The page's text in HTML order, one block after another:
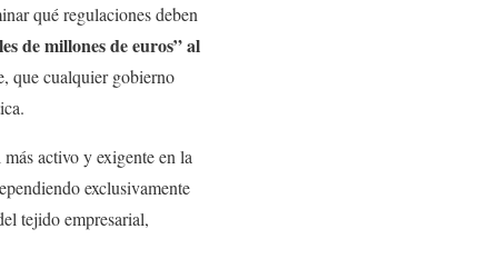
qué regulaciones deben
de millones de euros” al
que cualquier gobierno
activo y exigente en la
exclusivamente
tejido empresarial,